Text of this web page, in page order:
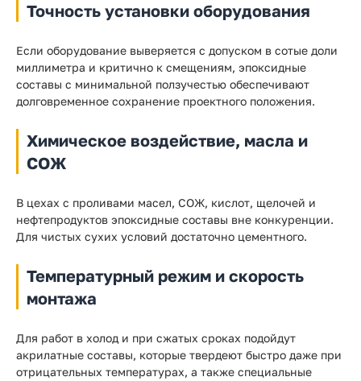
Точность установки оборудования
Если оборудование выверяется с допуском в сотые доли
миллиметра и критично к смещениям, эпоксидные
составы с минимальной ползучестью обеспечивают
долговременное сохранение проектного положения.
Химическое воздействие, масла и
СОЖ
В цехах с проливами масел, СОЖ, кислот, щелочей и
нефтепродуктов эпоксидные составы вне конкуренции.
Для чистых сухих условий достаточно цементного.
Температурный режим и скорость
монтажа
Для работ в холод и при сжатых сроках подойдут
акрилатные составы, которые твердеют быстро даже при
отрицательных температурах, а также специальные